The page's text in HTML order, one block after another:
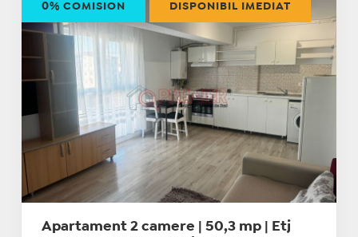
Apartament 2 camere | 50,3 mp | Etj
0% COMISION DISPONIBIL IMEDIAT